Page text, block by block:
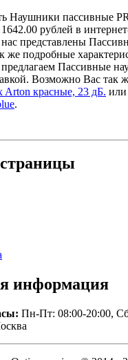
Наушники пассивные
1642.00 рублей в
представлены
же подробные
Пассивные
Возможно Вас так
красные, 23 дБ. или
.
страницы
информация
Пн-Пт: 08:00-20:00,